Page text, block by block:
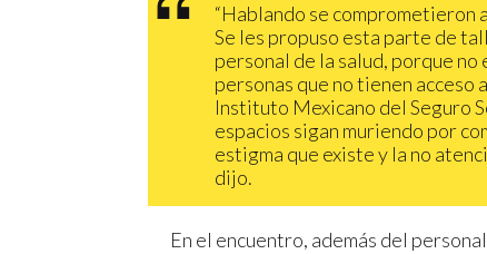
“Hablando se
Se les propuso esta parte de
personal de la salud, porque no
personas que no tienen acceso
Instituto Mexicano del Seguro
espacios sigan muriendo por
estigma que existe y la no
dijo.
En el encuentro, además del